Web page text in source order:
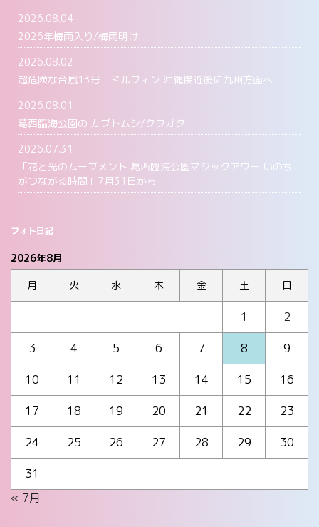
2026.08.04
2026年梅雨入り/梅雨明け
2026.08.02
超危険な台風13号 ドルフィン 沖縄接近後に九州方面へ
2026.08.01
葛西臨海公園の カブトムシ/クワガタ
2026.07.31
「花と光のムーブメント 葛西臨海公園マジックアワー いのち
がつながる時間」7月31日から
フォト日記
2026年8月
月
火 水 木 金 土 日
1
2
3
4 5 6 7 8
9
10
11 12 13 14 15
16
17
18 19 20 21 22
23
24
25 26 27 28 29
30
31
« 7月